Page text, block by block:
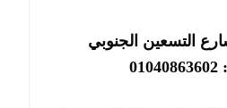
التسعين الجنوبي